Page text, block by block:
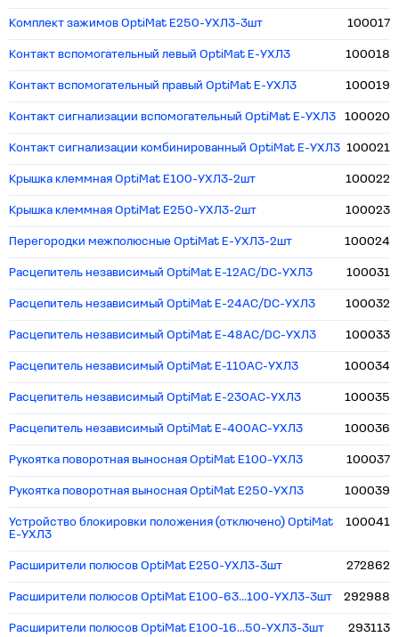
Комплект зажимов OptiMat E250-УХЛ3-3шт 100017
Контакт вспомогательный левый OptiMat E-УХЛ3 100018
Контакт вспомогательный правый OptiMat E-УХЛ3 100019
Контакт сигнализации вспомогательный OptiMat E-УХЛ3 100020
Контакт сигнализации комбинированный OptiMat E-УХЛ3 100021
Крышка клеммная OptiMat E100-УХЛ3-2шт 100022
Крышка клеммная OptiMat E250-УХЛ3-2шт 100023
Перегородки межполюсные OptiMat E-УХЛ3-2шт 100024
Расцепитель независимый OptiMat E-12AC/DC-УХЛ3 100031
Расцепитель независимый OptiMat E-24AC/DC-УХЛ3 100032
Расцепитель независимый OptiMat E-48AC/DC-УХЛ3 100033
Расцепитель независимый OptiMat E-110AC-УХЛ3 100034
Расцепитель независимый OptiMat E-230AC-УХЛ3 100035
Расцепитель независимый OptiMat E-400AC-УХЛ3 100036
Рукоятка поворотная выносная OptiMat E100-УХЛ3 100037
Рукоятка поворотная выносная OptiMat E250-УХЛ3 100039
Устройство блокировки положения (отключено) OptiMat
E-УХЛ3
100041
Расширители полюсов OptiMat E250-УХЛ3-3шт 272862
Расширители полюсов OptiMat E100-63...100-УХЛ3-3шт 292988
Расширители полюсов OptiMat E100-16...50-УХЛ3-3шт 293113